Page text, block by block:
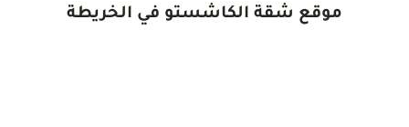
موقع شقة الكاشستو في الخريطة